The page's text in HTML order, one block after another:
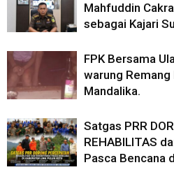
Mahfuddin
sebagai Kajari
FPK Bersama
warung
Mandalika.
Satgas PRR
REHABILITAS
Pasca Bencana